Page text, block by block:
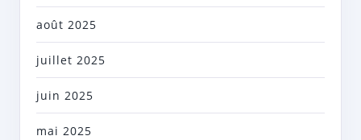
août 2025
juillet 2025
juin 2025
mai 2025